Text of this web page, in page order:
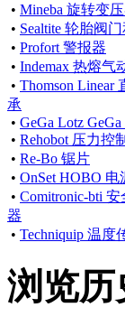
• Mineba 旋转变
• Sealtite 轮胎阀
• Profort 警报器
• Indemax 热熔气
• Thomson Linear
承
• GeGa Lotz
• Rehobot 压力控
• Re-Bo 锯片
• OnSet HOBO 电
• Comitronic-bti
器
• Techniquip 温度
浏览历